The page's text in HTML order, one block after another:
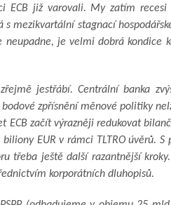
ECB již varovali. My zatím recesi
mezikvartální stagnací
je velmi dobrá kondice
jestřábí. Centrální banka
zpřísnění měnové politiky
začít výrazněji redukovat
EUR v rámci TLTRO úvěrů.
třeba ještě další razantnější
korporátních dluhopisů.